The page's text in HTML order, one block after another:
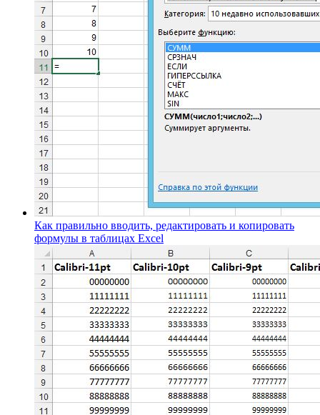
Как правильно вводить, редактировать и копировать
формулы в таблицах Excel